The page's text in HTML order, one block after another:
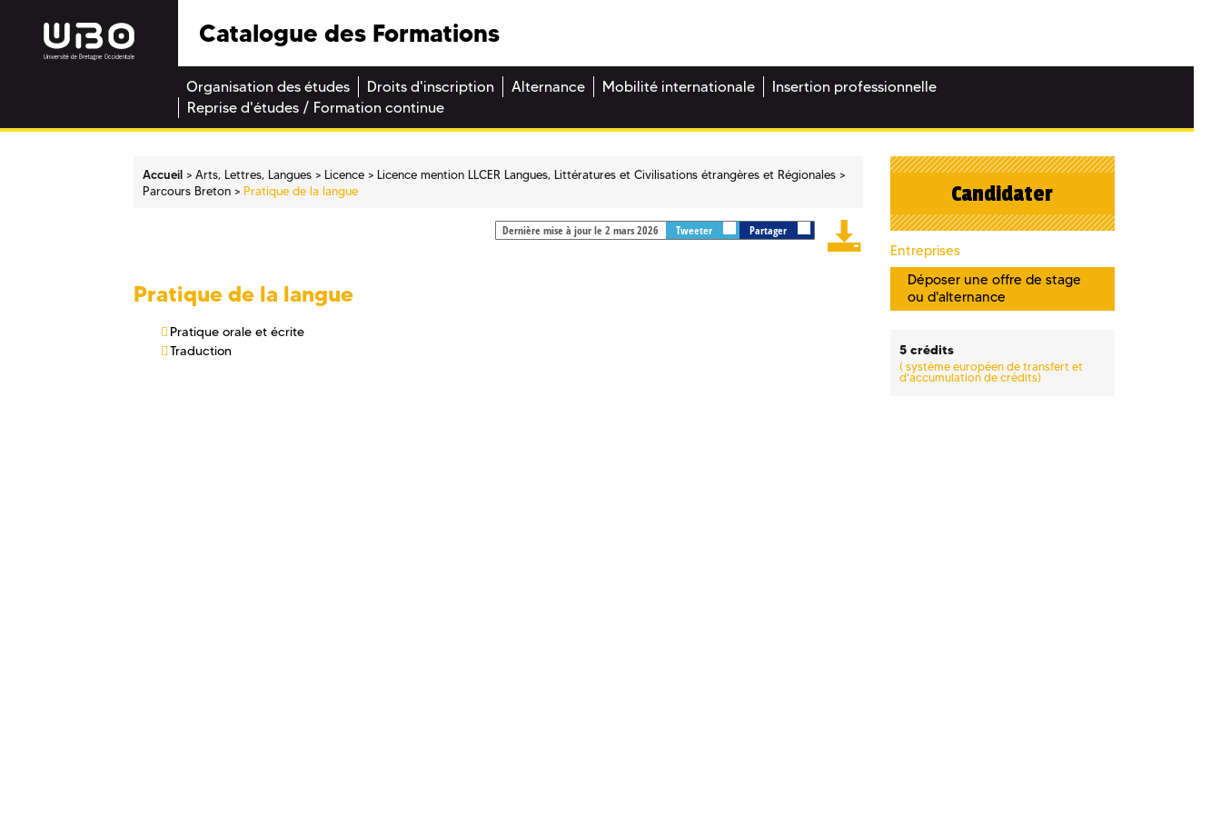
Catalogue des Formations
Organisation des études Droits d'inscription Alternance Mobilité internationale
Insertion professionnelle
Reprise d'études / Formation continue
Accueil Arts, Lettres, Langues Licence
Licence mention LLCER Langues, Littératures et Civilisations étrangères et Régionales
Parcours Breton
Pratique de la langue
Dernière mise à jour le 2 mars 2026 Tweeter Partager
Pratique de la langue
Pratique orale et écrite
Traduction
Candidater
Entreprises
Déposer une offre de stage
ou d'alternance
5 crédits
(système européen de transfert et
d'accumulation de crédits)